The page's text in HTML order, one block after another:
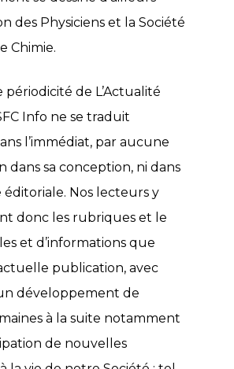
des Physiciens et la Société
Chimie.
périodicité de L’Actualité
Info ne se traduit
l’immédiat, par aucune
dans sa conception, ni dans
éditoriale. Nos lecteurs y
donc les rubriques et le
et d’informations que
publication, avec
développement de
à la suite notamment
de nouvelles